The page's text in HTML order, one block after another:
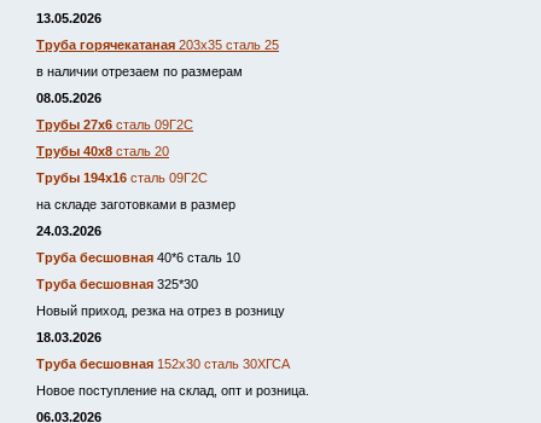
13.05.2026
Труба горячекатаная 203х35 сталь 25
в наличии отрезаем по размерам
08.05.2026
Трубы 27х6 сталь 09Г2С
Трубы 40х8 сталь 20
Трубы 194х16 сталь 09Г2С
на складе заготовками в размер
24.03.2026
Труба бесшовная 40*6 сталь 10
Труба бесшовная 325*30
Новый приход, резка на отрез в розницу
18.03.2026
Труба бесшовная 152х30 сталь 30ХГСА
Новое поступление на склад, опт и розница.
06.03.2026